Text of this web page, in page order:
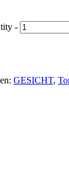
-
GESICHT,